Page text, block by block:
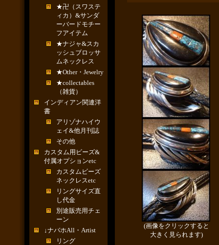
★卍（スワステ
ィカ）&サンダ
ーバードモチー
フアイテム
★ナジャ&スカ
ッシュブロッサ
ムネックレス
★Other・Jewelry
★collectables
（雑貨）
インディアン関連洋
書
アリゾナハイウ
ェイ&他月刊誌
その他
カスタム用ビーズ&
付属オプションetc
カスタムビーズ
ネックレスetc
リングサイズ直
し代金
別途販売用チェ
ーン
↓ナバホAll・Artist
リング
(画像をクリックすると
大きく見られます)